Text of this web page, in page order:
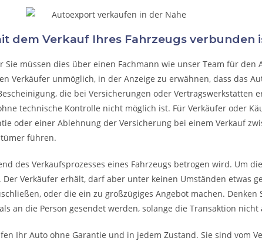
dem Verkauf Ihres Fahrzeugs verbunden
Sie müssen dies über einen Fachmann wie unser Team für
Verkäufer unmöglich, in der Anzeige zu erwähnen, dass das
die bei Versicherungen oder Vertragswerkstätten
technische Kontrolle nicht möglich ist. Für Verkäufer oder
oder einer Ablehnung der Versicherung bei einem Verkauf
führen.
des Verkaufsprozesses eines Fahrzeugs betrogen wird. Um
Verkäufer erhält, darf aber unter keinen Umständen etwas
oder die ein zu großzügiges Angebot machen.
an die Person gesendet werden, solange die Transaktion nicht
Ihr Auto ohne Garantie und in jedem Zustand. Sie sind vom